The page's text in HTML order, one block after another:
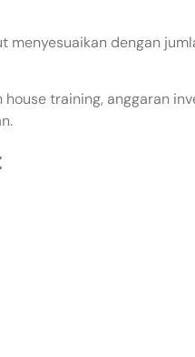
dengan
training, anggaran